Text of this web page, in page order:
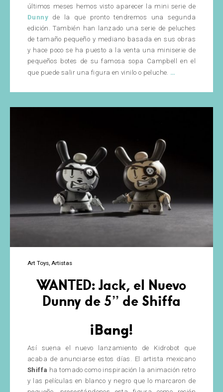
últimos meses hemos visto aparecer la mini serie de
Dunny de la que pronto tendremos una segunda
edición. También han lanzado una serie de peluches
de tamaño pequeño y mediano basada en sus obras
y hace poco se ha puesto a la venta una miniserie de
pequeños botes de su famosa sopa Campbell en el
que puede salir una figura en vinilo o peluche. …
The
Andy
Art Toys Artistas
WANTED: Jack, el Nuevo
Dunny de 5’’ de Shiffa
¡Bang!
Así suena el nuevo lanzamiento de Kidrobot que
acaba de anunciarse estos días. El artista mexicano
Shiffa ha tomado como inspiración la animación retro
y las películas en blanco y negro que lo marcaron de